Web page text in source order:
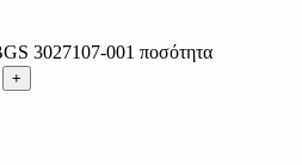
3027107-001 ποσότητα